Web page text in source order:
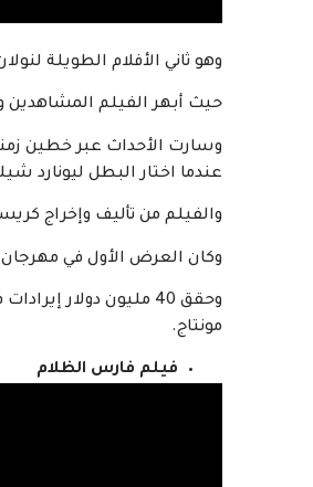
وهو ثاني الأفلام الطويلة
حيث أبهر الفيلم المشاهدين
وسارت الأحداث عبر خطين
عندما اختار البطل ليونارد
والفيلم من تأليف وإخراج
وكان العرض الأول في
مونتاج.
فيلم فارس الظلام